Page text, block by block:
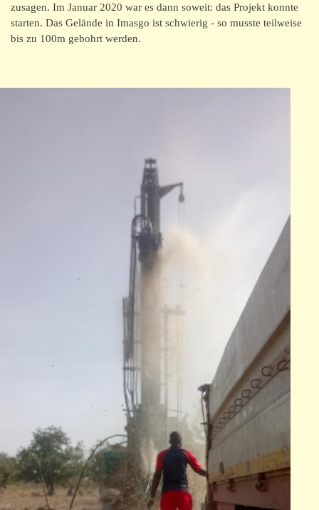
zusagen. Im Januar 2020 war es dann soweit: das Projekt konnte
starten. Das Gelände in Imasgo ist schwierig - so musste teilweise
bis zu 100m gebohrt werden.